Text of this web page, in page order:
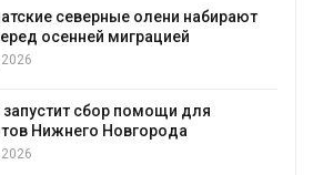
Тайфун, засуха и пожары: сразу
несколько регионов столкнулись с
экстремальными природными
Солнечные панели над каналами
позволяют одновременно